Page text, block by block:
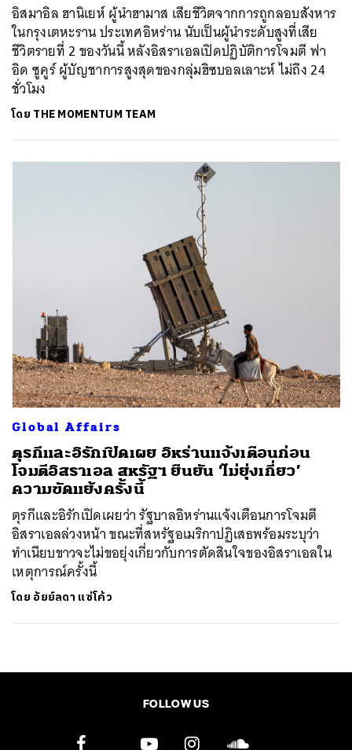
อิสมาอิล ฮานิเยห์ ผู้นำฮามาส เสียชีวิตจากการถูกลอบสังหาร
ในกรุงเตหะราน ประเทศอิหร่าน นับเป็นผู้นำระดับสูงที่เสีย
ชีวิตรายที่ 2 ของวันนี้ หลังอิสราเอลเปิดปฏิบัติการโจมตี ฟา
อิด ซูคูร์ ผู้บัญชาการสูงสุดของกลุ่มฮิซบอลเลาะห์ ไม่ถึง 24
ชั่วโมง
โดย THE MOMENTUM TEAM
Global Affairs
ตุรกีและอิรักเปิดเผย อิหร่านแจ้งเตือนก่อน
โจมตีอิสราเอล สหรัฐฯ ยืนยัน ‘ไม่ยุ่งเกี่ยว’
ความขัดแย้งครั้งนี้
ตุรกีและอิรักเปิดเผยว่า รัฐบาลอิหร่านแจ้งเตือนการโจมตี
อิสราเอลล่วงหน้า ขณะที่สหรัฐอเมริกาปฏิเสธพร้อมระบุว่า
ทำเนียบขาวจะไม่ขอยุ่งเกี่ยวกับการตัดสินใจของอิสราเอลใน
เหตุการณ์ครั้งนี้
โดย อัยย์ลดา แซ่โค้ว
FOLLOW US